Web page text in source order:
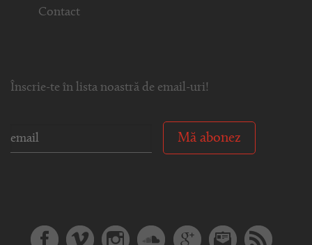
Contact
Înscrie-te în lista noastră de email-uri!
Mă abonez